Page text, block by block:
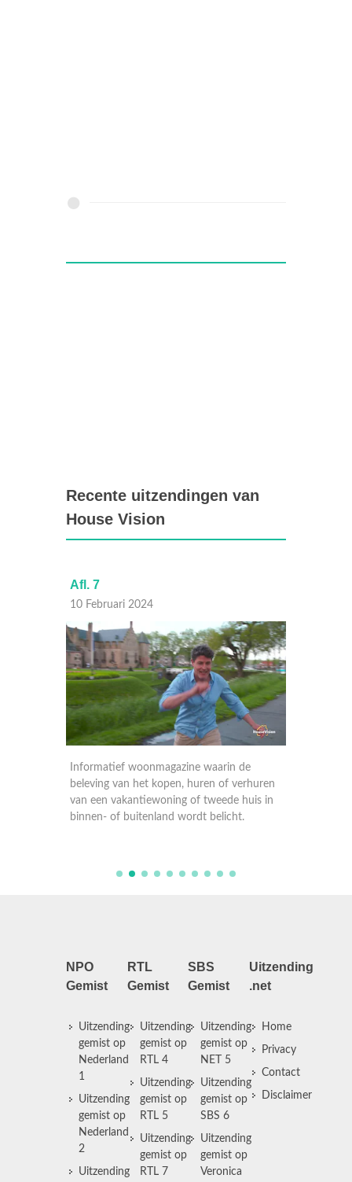
Recente uitzendingen van
House Vision
Afl. 7
10 Februari 2024
Informatief woonmagazine waarin de
beleving van het kopen, huren of verhuren
van een vakantiewoning of tweede huis in
binnen- of buitenland wordt belicht.
NPO
Gemist
Uitzending
gemist op
Nederland
1
Uitzending
gemist op
Nederland
2
Uitzending
RTL
Gemist
Uitzending
gemist op
RTL 4
Uitzending
gemist op
RTL 5
Uitzending
gemist op
RTL 7
SBS
Gemist
Uitzending
gemist op
NET 5
Uitzending
gemist op
SBS 6
Uitzending
gemist op
Veronica
Uitzending
.net
Home
Privacy
Contact
Disclaimer